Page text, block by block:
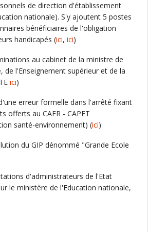
de direction d'établissement
nationale). S'y ajoutent 5 postes
bénéficiaires de l'obligation
handicapés (ici, ici)
au cabinet de la ministre de
de l'Enseignement supérieur et de la
ici)
erreur formelle dans l'arrêté fixant
offerts au CAER - CAPET
santé-environnement) (ici)
du GIP dénommé "Grande Ecole
d'administrateurs de l'Etat
le ministère de l'Education nationale,